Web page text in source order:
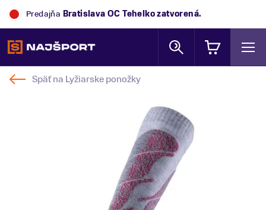
Predajňa Bratislava OC Tehelkozatvorená.
Späť na Lyžiarske ponožky